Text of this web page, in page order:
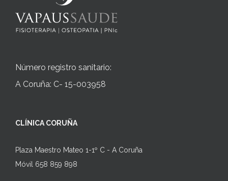
Número registro sanitario:
A Coruña: C- 15-003958
CLÍNICA CORUÑA
Plaza Maestro Mateo 1-1º C - A Coruña
Móvil 658 859 898